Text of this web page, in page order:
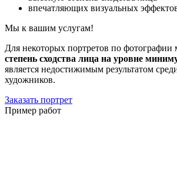
впечатляющих визуальных
Мы к вашим услугам!
Для некоторых портретов по фотографии
степень сходства лица на уровне
является недостижимым результатом
художников.
Заказать портрет
Пример работ